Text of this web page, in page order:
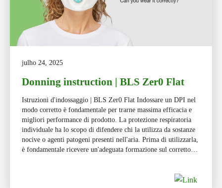
julho 24, 2025
Donning instruction | BLS Zer0 Flat
Istruzioni d'indossaggio | BLS Zer0 Flat Indossare un DPI nel
modo corretto è fondamentale per trarne massima efficacia e
migliori performance di prodotto. La protezione respiratoria
individuale ha lo scopo di difendere chi la utilizza da sostanze
nocive o agenti patogeni presenti nell'aria. Prima di utilizzarla,
è fondamentale ricevere un'adeguata formazione sul corretto